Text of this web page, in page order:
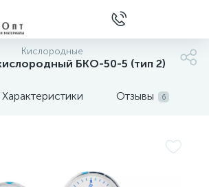
Кислородные
БКО-50-5 (тип 2)
Характеристики Отзывы 6